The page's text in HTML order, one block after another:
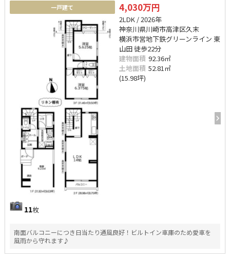
一戸建て
11枚
4,030万円
2LDK / 2026年
神奈川県川崎市高津区久末
横浜市営地下鉄グリーンライン 東
山田 徒歩22分
建物面積 92.36㎡
土地面積 52.81㎡
(15.98坪)
南面バルコニーにつき日当たり通風良好！ビルトイン車庫のため愛車を
風雨から守れます♪